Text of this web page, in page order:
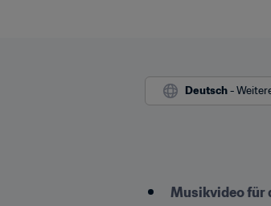
Deutsch -
​Musikvideo für